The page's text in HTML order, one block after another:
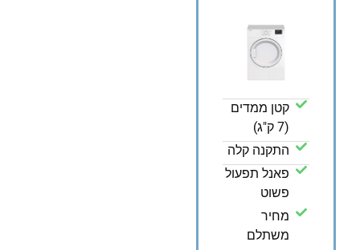
קטן ממדים
(7 ק"ג)
התקנה קלה
פאנל תפעול
פשוט
מחיר
משתלם